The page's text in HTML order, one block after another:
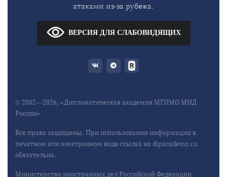
атаками из-за рубежа.
ВЕРСИЯ ДЛЯ СЛАБОВИДЯЩИХ
© 2002—2026, «Дипломатическая академия МГИМО МИД
России»
Все права защищены. При использовании информации в
печатном или электронном виде ссылка на dipacademy.ru
обязательна.
Министерство иностранных дел Российской Федерации